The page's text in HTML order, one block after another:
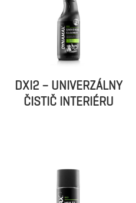
DXI2 – UNIVERZÁLNY
ČISTIČ INTERIÉRU